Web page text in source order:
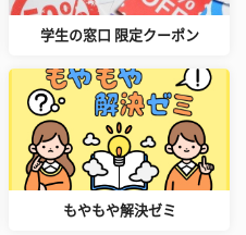
学生の窓口 限定クーポン
もやもや解決ゼミ